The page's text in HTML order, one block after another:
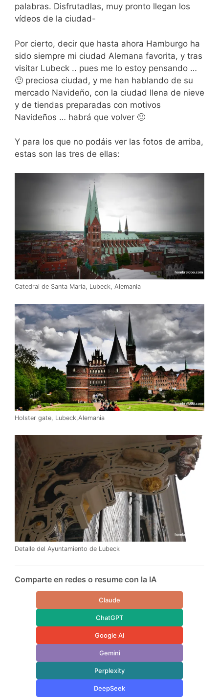
palabras. Disfrutadlas, muy pronto llegan los
vídeos de la ciudad-
Por cierto, decir que hasta ahora Hamburgo ha
sido siempre mi ciudad Alemana favorita, y tras
visitar Lubeck .. pues me lo estoy pensando …
🙂 preciosa ciudad, y me han hablando de su
mercado Navideño, con la ciudad llena de nieve
y de tiendas preparadas con motivos
Navideños … habrá que volver 🙂
Y para los que no podáis ver las fotos de arriba,
estas son las tres de ellas:
Catedral de Santa María, Lubeck, Alemania
Holster gate, Lubeck,Alemania
Detalle del Ayuntamiento de Lubeck
Comparte en redes o resume con la IA
Claude
ChatGPT
Google AI
Gemini
Perplexity
DeepSeek